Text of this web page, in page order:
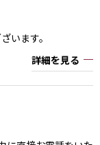
います。
詳細を見る